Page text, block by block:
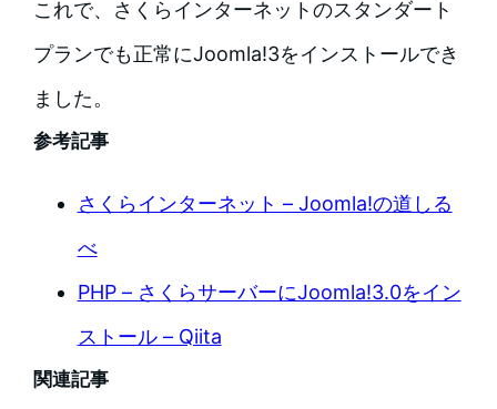
これで、さくらインターネットのスタンダート
プランでも正常にJoomla!3をインストールでき
ました。
参考記事
さくらインターネット – Joomla!の道しる
べ
PHP – さくらサーバーにJoomla!3.0をイン
ストール – Qiita
関連記事